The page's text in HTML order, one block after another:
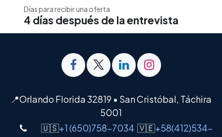
Días para recibir una oferta
4 días después de la entrevista
📍Orlando Florida 32819 • San Cristóbal, Táchira
5001
🇺🇸+1 (650)758-7034 🇻🇪+58(412)534-